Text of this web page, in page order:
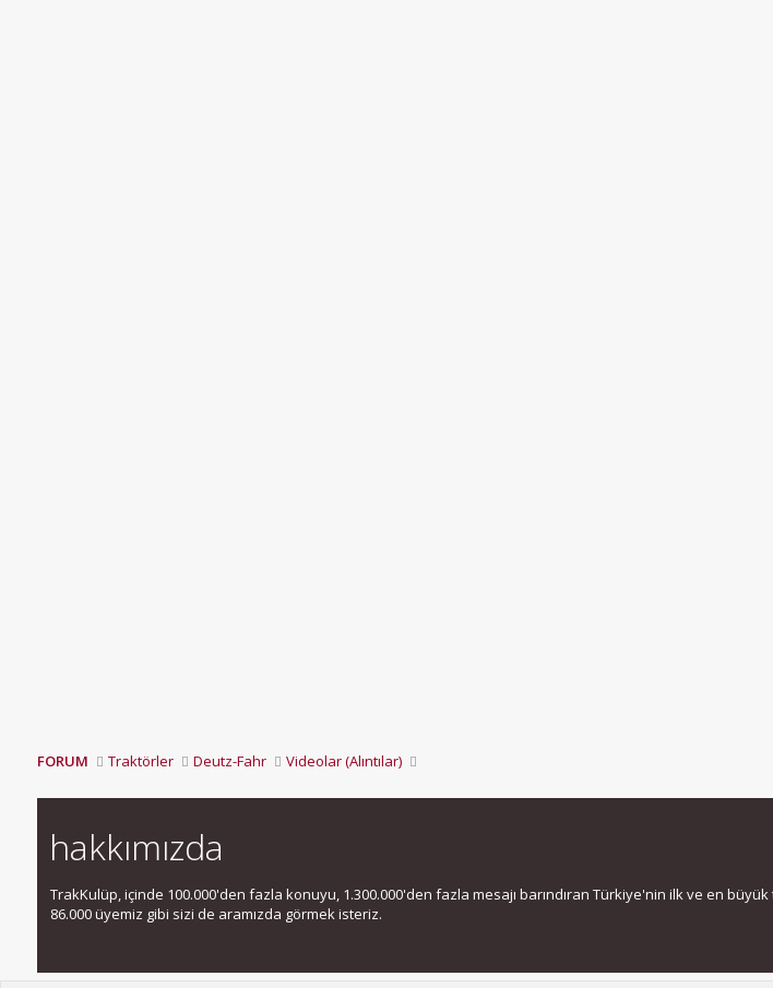
FORUM Traktörler Deutz-Fahr Videolar (Alıntılar)
hakkımızda
TrakKulüp, içinde 100.000'den fazla konuyu, 1.300.000'den fazla mesajı barındıran Türkiye'nin ilk ve en
86.000 üyemiz gibi sizi de aramızda görmek isteriz.